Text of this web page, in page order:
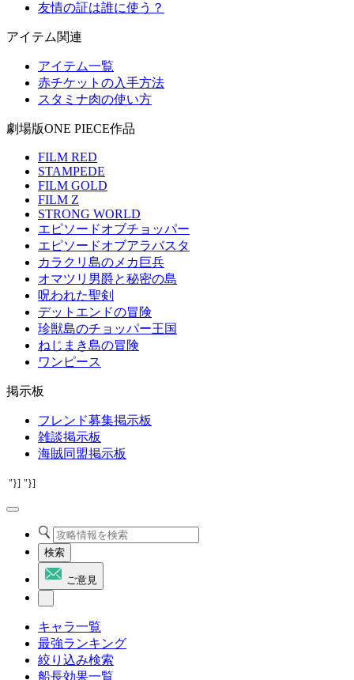
友情の証は誰に使う？
アイテム関連
アイテム一覧
赤チケットの入手方法
スタミナ肉の使い方
劇場版ONE PIECE作品
FILM RED
STAMPEDE
FILM GOLD
FILM Z
STRONG WORLD
エピソードオブチョッパー
エピソードオブアラバスタ
カラクリ島のメカ巨兵
オマツリ男爵と秘密の島
呪われた聖剣
デットエンドの冒険
珍獣島のチョッパー王国
ねじまき島の冒険
ワンピース
掲示板
フレンド募集掲示板
雑談掲示板
海賊同盟掲示板
"}] "}]
検索
ご意見
キャラ一覧
最強ランキング
絞り込み検索
船長効果一覧